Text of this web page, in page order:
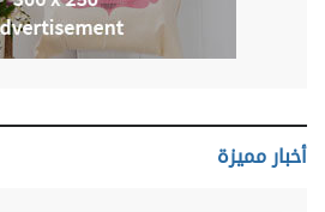
أخبار مميزة